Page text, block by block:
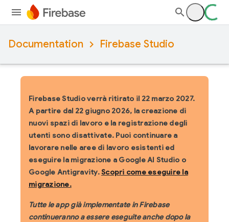
Documentation Firebase Studio
Firebase Studio verrà ritirato il 22 marzo 2027.
A partire dal 22 giugno 2026, la creazione di
nuovi spazi di lavoro e la registrazione degli
utenti sono disattivate. Puoi continuare a
lavorare nelle aree di lavoro esistenti ed
eseguire la migrazione a Google AI Studio o
Google Antigravity.Scopri come eseguire la
migrazione.
Tutte le app già implementate in Firebase
continueranno a essere eseguite anche dopo la